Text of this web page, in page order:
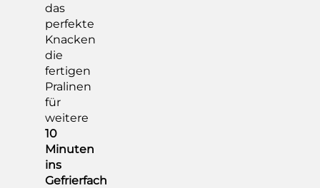
das
perfekte
Knacken
die
fertigen
Pralinen
für
weitere
10
Minuten
ins
Gefrierfach